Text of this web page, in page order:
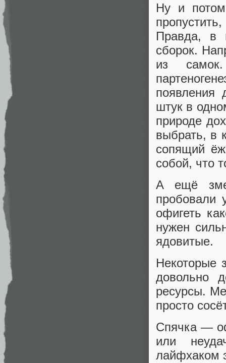
Ну и
Правда, в
сборок.
из
появления
штук в
природе
выбрать, в
сопящий
собой, что
А ещё
пробовали
офигеть
нужен
ядовитые.
Некоторые
довольно
ресурсы.
просто
Спячка —
или
лайфхаком